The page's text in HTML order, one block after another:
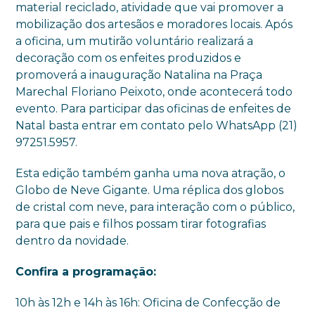
material reciclado, atividade que vai promover a
mobilização dos artesãos e moradores locais. Após
a oficina, um mutirão voluntário realizará a
decoração com os enfeites produzidos e
promoverá a inauguração Natalina na Praça
Marechal Floriano Peixoto, onde acontecerá todo
evento. Para participar das oficinas de enfeites de
Natal basta entrar em contato pelo WhatsApp (21)
97251.5957.
Esta edição também ganha uma nova atração, o
Globo de Neve Gigante. Uma réplica dos globos
de cristal com neve, para interação com o público,
para que pais e filhos possam tirar fotografias
dentro da novidade.
Confira a programação:
10h às 12h e 14h às 16h: Oficina de Confecção de